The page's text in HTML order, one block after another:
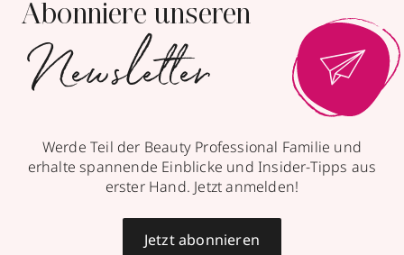
Abonniere unseren
Newsletter
Werde Teil der Beauty Professional Familie und
erhalte spannende Einblicke und Insider-Tipps aus
erster Hand. Jetzt anmelden!
Jetzt abonnieren